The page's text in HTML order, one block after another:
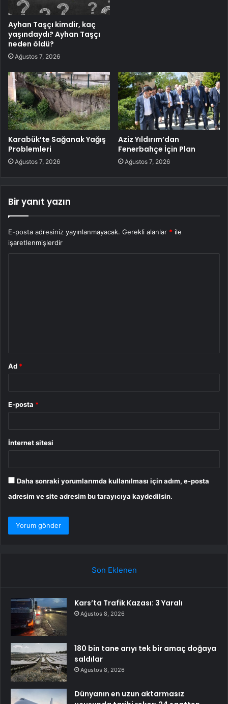
Ayhan Taşçı kimdir, kaç
yaşındaydı? Ayhan Taşçı
neden öldü?
Ağustos 7, 2026
Karabük’te Sağanak Yağış
Problemleri
Ağustos 7, 2026
Aziz Yıldırım’dan
Fenerbahçe İçin Plan
Ağustos 7, 2026
Bir yanıt yazın
E-posta adresiniz yayınlanmayacak. Gerekli alanlar * ile
işaretlenmişlerdir
Ad *
E-posta *
İnternet sitesi
Daha sonraki yorumlarımda kullanılması için adım, e-posta
adresim ve site adresim bu tarayıcıya kaydedilsin.
Son Eklenen
Kars’ta Trafik Kazası: 3 Yaralı
Ağustos 8, 2026
180 bin tane arıyı tek bir amaç doğaya
saldılar
Ağustos 8, 2026
Dünyanın en uzun aktarmasız